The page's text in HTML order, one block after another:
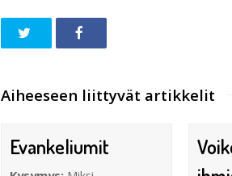
Aiheeseen liittyvät artikkelit
Evankeliumit